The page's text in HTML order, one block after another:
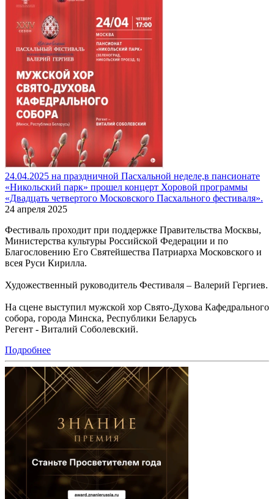
24.04.2025 на праздничной Пасхальной неделе,в пансионате
«Никольский парк» прошел концерт Хоровой программы
«Двадцать четвертого Московского Пасхального фестиваля».
24 апреля 2025
Фестиваль проходит при поддержке Правительства Москвы,
Министерства культуры Российской Федерации и по
Благословению Его Святейшества Патриарха Московского и
всея Руси Кирилла.
Художественный руководитель Фестиваля – Валерий Гергиев.
На сцене выступил мужской хор Свято-Духова Кафедрального
собора, города Минска, Республики Беларусь
Регент - Виталий Соболевский.
Подробнее